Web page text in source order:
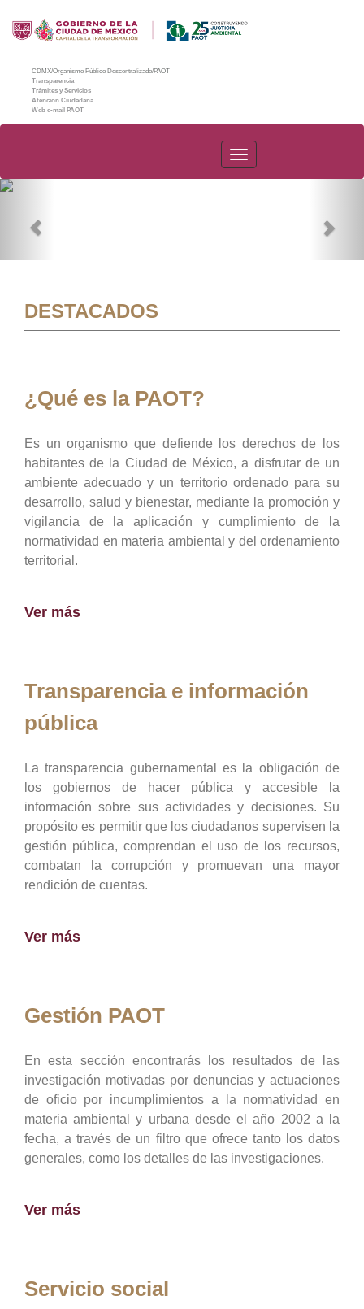
CDMX/Organismo Público Descentralizado/PAOT
Transparencia
Trámites y Servicios
Atención Ciudadana
Web e-mail PAOT
PAOT
DESTACADOS
¿Qué es la PAOT?
Es un organismo que defiende los derechos de los
habitantes de la Ciudad de México, a disfrutar de un
ambiente adecuado y un territorio ordenado para su
desarrollo, salud y bienestar, mediante la promoción y
vigilancia de la aplicación y cumplimiento de la
normatividad en materia ambiental y del ordenamiento
territorial.
Ver más
Transparencia e información
pública
La transparencia gubernamental es la obligación de
los gobiernos de hacer pública y accesible la
información sobre sus actividades y decisiones. Su
propósito es permitir que los ciudadanos supervisen la
gestión pública, comprendan el uso de los recursos,
combatan la corrupción y promuevan una mayor
rendición de cuentas.
Ver más
Gestión PAOT
En esta sección encontrarás los resultados de las
investigación motivadas por denuncias y actuaciones
de oficio por incumplimientos a la normatividad en
materia ambiental y urbana desde el año 2002 a la
fecha, a través de un filtro que ofrece tanto los datos
generales, como los detalles de las investigaciones.
Ver más
Servicio social